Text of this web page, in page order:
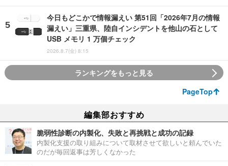
今日もどこかで情報漏えい 第51回「2026年7月の情報
漏えい」三重県、陸自インシデントを他山の石として
USB メモリ 1 万個チェック
2026.8.7(金) 8:15
ランキングをもっと見る
PageTop
編集部おすすめ
脆弱性診断の内製化、失敗と再挑戦と成功の記録
内製化支援の取り組みについて取材させて欲しいと頼んでいた
のだが毎回返事は芳しくなかった